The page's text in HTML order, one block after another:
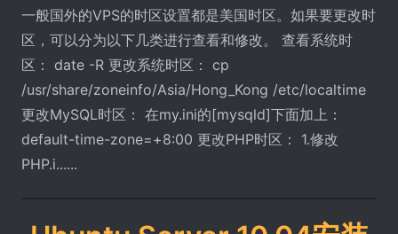
一般国外的VPS的时区设置都是美国时区。如果要更改时
区，可以分为以下几类进行查看和修改。 查看系统时
区： date -R 更改系统时区： cp
/usr/share/zoneinfo/Asia/Hong_Kong /etc/localtime
更改MySQL时区： 在my.ini的[mysqld]下面加上：
default-time-zone=+8:00 更改PHP时区： 1.修改
PHP.i......